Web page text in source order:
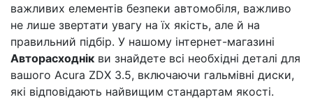
важливих елементів безпеки автомобіля, важливо
не лише звертати увагу на їх якість, але й на
правильний підбір. У нашому інтернет-магазині
Авторасходнік ви знайдете всі необхідні деталі для
вашого Acura ZDX 3.5, включаючи гальмівні диски,
які відповідають найвищим стандартам якості.